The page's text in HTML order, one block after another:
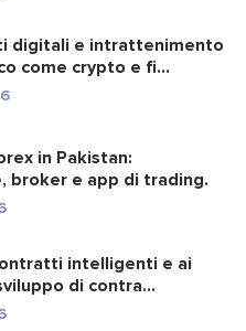
digitali e intrattenimento
come crypto e fi...
in Pakistan:
broker e app di trading.
intelligenti e ai
di contra...